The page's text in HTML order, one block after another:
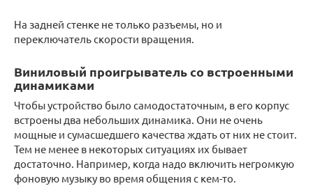
На задней стенке не только разъемы, но и
переключатель скорости вращения.
Виниловый проигрыватель со встроенными
динамиками
Чтобы устройство было самодостаточным, в его корпус
встроены два небольших динамика. Они не очень
мощные и сумасшедшего качества ждать от них не стоит.
Тем не менее в некоторых ситуациях их бывает
достаточно. Например, когда надо включить негромкую
фоновую музыку во время общения с кем-то.